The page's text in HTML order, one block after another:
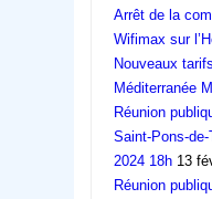
Arrêt de la
Wifimax sur
Nouveaux
Méditerranée
Réunion
Saint-Pons-
2024 18h 13
Réunion